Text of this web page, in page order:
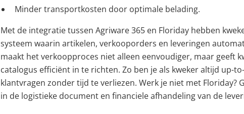
Minder transportkosten door optimale belading.
Met de integratie tussen Agriware 365 en Floriday hebben
systeem waarin artikelen, verkooporders en leveringen
maakt het verkoopproces niet alleen eenvoudiger, maar geeft
catalogus efficiënt in te richten. Zo ben je als kweker altijd up-
klantvragen zonder tijd te verliezen. Werk je niet met Floriday?
in de logistieke document en financiele afhandeling van de